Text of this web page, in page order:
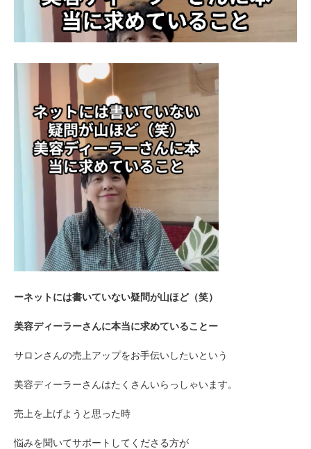
ーネットには書いていない疑問が山ほど（笑）
美容ディーラーさんに本当に求めていることー
サロンさんの売上アップをお手伝いしたいという
美容ディーラーさんはたくさんいらっしゃいます。
売上を上げようと思った時
悩みを聞いてサポートしてくださる方が